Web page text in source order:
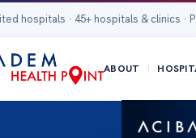
hospitals · 45+ hospitals & clinics ·
ABOUT